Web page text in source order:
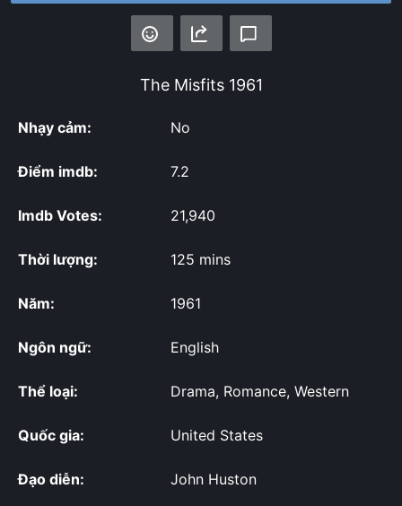
The Misfits1961
Nhạy cảm: No
Điểm imdb: 7.2
Imdb Votes: 21,940
Thời lượng: 125 mins
Năm: 1961
Ngôn ngữ: English
Thể loại: Drama, Romance, Western
Quốc gia: United States
Đạo diễn: John Huston